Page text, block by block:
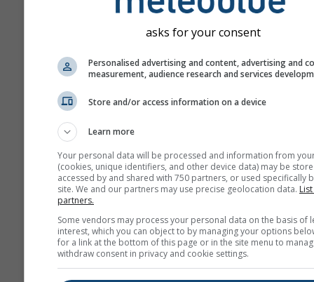
asks for your consent
Personalised advertising and content, advertising and
measurement, audience research and services
Store and/or access information on a device
Learn more
Your personal data will be processed and information from
(cookies, unique identifiers, and other device data) may be
accessed by and shared with 750 partners, or used specifically
site. We and our partners may use precise geolocation data.
partners.
Some vendors may process your personal data on the basis of
interest, which you can object to by managing your options
for a link at the bottom of this page or in the site menu to
withdraw consent in privacy and cookie settings.